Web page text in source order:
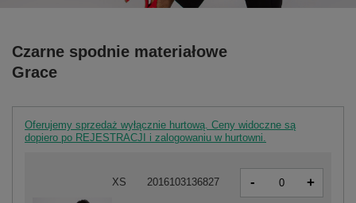
Czarne spodnie materiałowe
Grace
Oferujemy sprzedaż wyłącznie hurtową. Ceny widoczne są
dopiero po REJESTRACJI i zalogowaniu w hurtowni.
XS 2016103136827 - +